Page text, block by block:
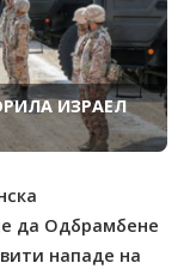
ИЗРАЕЛ
да Одбрамбене
нападе на